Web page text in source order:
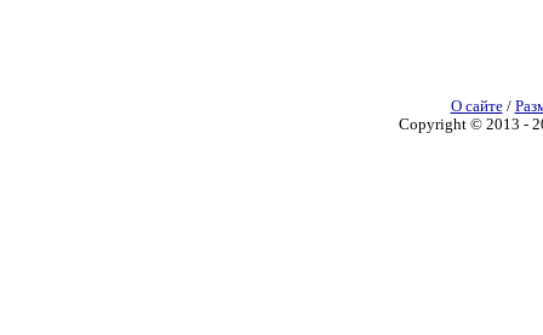
О сайте/
Copyright © 2013 -